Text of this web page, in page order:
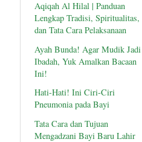
Aqiqah Al Hilal | Panduan
Lengkap Tradisi, Spiritualitas,
dan Tata Cara Pelaksanaan
Ayah Bunda! Agar Mudik Jadi
Ibadah, Yuk Amalkan Bacaan
Ini!
Hati-Hati! Ini Ciri-Ciri
Pneumonia pada Bayi
Tata Cara dan Tujuan
Mengadzani Bayi Baru Lahir